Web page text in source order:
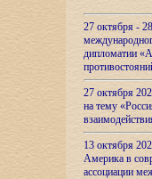
27 октября -
дипломатии
27 октября
на тему
13 октября
Америка в
ассоциации